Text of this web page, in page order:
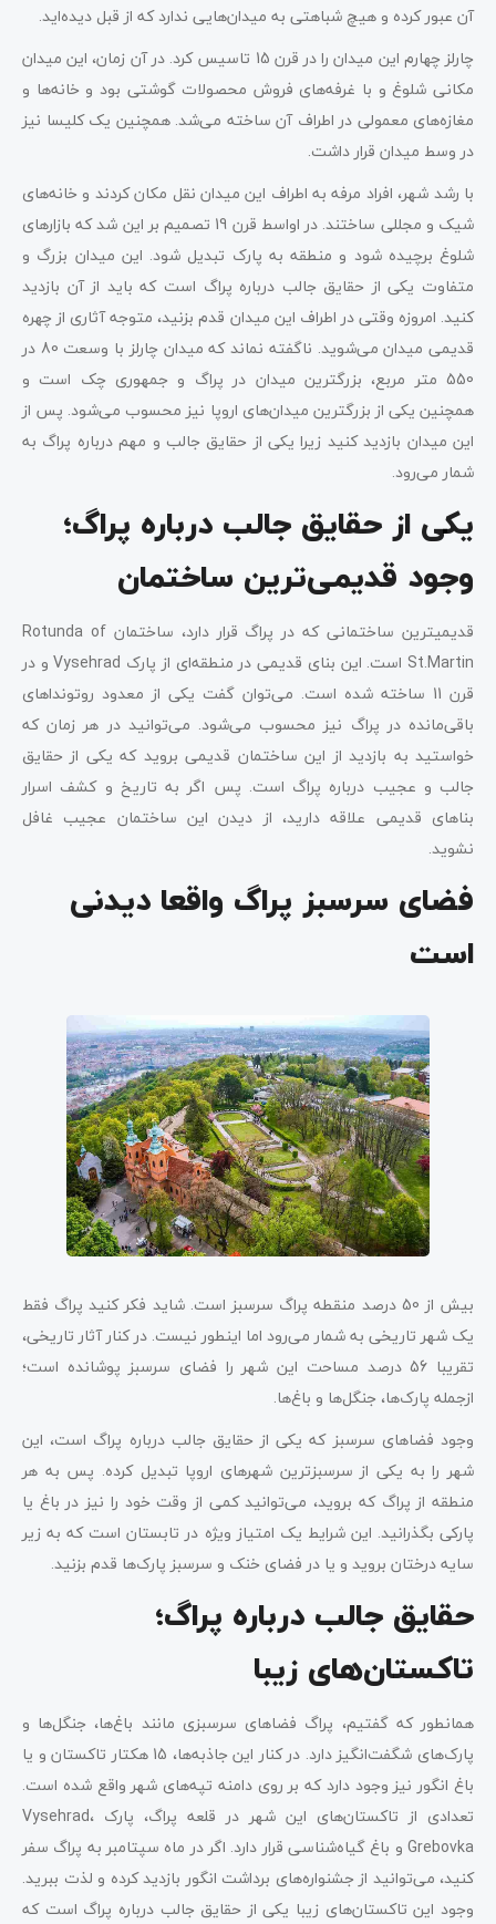
آن عبور کرده و هیچ شباهتی به میدان‌هایی ندارد که از قبل دیده‌اید.
چارلز چهارم این میدان را در قرن 15 تاسیس کرد. در آن زمان، این میدان
مکانی شلوغ و با غرفه‌های فروش محصولات گوشتی بود و خانه‌ها و
مغازه‌های معمولی در اطراف آن ساخته می‌شد. همچنین یک کلیسا نیز
در وسط میدان قرار داشت.
با رشد شهر، افراد مرفه به اطراف این میدان نقل مکان کردند و خانه‌های
شیک و مجللی ساختند. در اواسط قرن 19 تصمیم بر این شد که بازارهای
شلوغ برچیده شود و منطقه به پارک تبدیل شود. این میدان بزرگ و
متفاوت یکی از حقایق جالب درباره پراگ است که باید از آن بازدید
کنید. امروزه وقتی در اطراف این میدان قدم بزنید، متوجه آثاری از چهره
قدیمی میدان می‌شوید. ناگفته نماند که میدان چارلز با وسعت 80 در
550 متر مربع، بزرگترین میدان در پراگ و جمهوری چک است و
همچنین یکی از بزرگترین میدان‌های اروپا نیز محسوب می‌شود. پس از
این میدان بازدید کنید زیرا یکی از حقایق جالب و مهم درباره پراگ به
شمار می‌رود.
یکی از حقایق جالب درباره پراگ؛
وجود قدیمی‌ترین ساختمان
قدیمی‎ترین ساختمانی که در پراگ قرار دارد، ساختمان Rotunda of
St.Martin است. این بنای قدیمی در منطقه‌ای از پارک Vysehrad و در
قرن 11 ساخته شده است. می‌توان گفت یکی از معدود روتونداهای
باقی‌مانده در پراگ نیز محسوب می‌شود. می‌توانید در هر زمان که
خواستید به بازدید از این ساختمان قدیمی بروید که یکی از حقایق
جالب و عجیب درباره پراگ است. پس اگر به تاریخ و کشف اسرار
بناهای قدیمی علاقه دارید، از دیدن این ساختمان عجیب غافل
نشوید.
فضای سرسبز پراگ واقعا دیدنی
است
بیش از 50 درصد منقطه پراگ سرسبز است. شاید فکر کنید پراگ فقط
یک شهر تاریخی به شمار می‌رود اما اینطور نیست. در کنار آثار تاریخی،
تقریبا 56 درصد مساحت این شهر را فضای سرسبز پوشانده است؛
ازجمله پارک‌ها، جنگل‌ها و باغ‌ها.
وجود فضاهای سرسبز که یکی از حقایق جالب درباره پراگ است، این
شهر را به یکی از سرسبزترین شهرهای اروپا تبدیل کرده. پس به هر
منطقه از پراگ که بروید، می‌توانید کمی از وقت خود را نیز در باغ یا
پارکی بگذرانید. این شرایط یک امتیاز ویژه در تابستان است که به زیر
سایه درختان بروید و یا در فضای خنک و سرسبز پارک‌ها قدم بزنید.
حقایق جالب درباره پراگ؛
تاکستان‌های زیبا
همانطور که گفتیم، پراگ فضاهای سرسبزی مانند باغ‌ها، جنگل‌ها و
پارک‌های شگفت‌انگیز دارد. در کنار این جاذبه‌ها، 15 هکتار تاکستان و یا
باغ انگور نیز وجود دارد که بر روی دامنه تپه‌های شهر واقع شده است.
تعدادی از تاکستان‌های این شهر در قلعه پراگ، پارک Vysehrad،
Grebovka و باغ گیاه‌شناسی قرار دارد. اگر در ماه سپتامبر به پراگ سفر
کنید، می‌توانید از جشنواره‌های برداشت انگور بازدید کرده و لذت ببرید.
وجود این تاکستان‌های زیبا یکی از حقایق جالب درباره پراگ است که